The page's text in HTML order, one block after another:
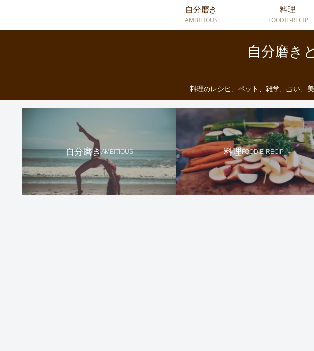
自分磨き
料理のレシピ、ペット、雑学、占い、
自分磨き
AMBITIOUS
料理
FOODIE-RECIP
自分磨きAMBITIOUS 料理FOODIE-RECIP